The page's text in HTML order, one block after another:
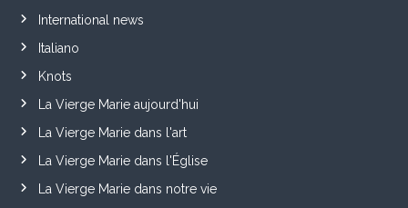
International news
Italiano
Knots
La Vierge Marie aujourd'hui
La Vierge Marie dans l'art
La Vierge Marie dans l'Église
La Vierge Marie dans notre vie